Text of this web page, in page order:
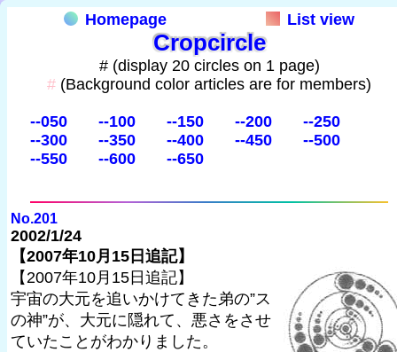
Homepage List view
Cropcircle
# (display 20 circles on 1 page)
# (Background color articles are for members)
--050 --100 --150 --200
--250
--300
--350 --400 --450
--500
--550
--600 --650
No.201
2002/1/24
【2007年10月15日追記】
【2007年10月15日追記】
宇宙の大元を追いかけてきた弟の”ス
の神”が、大元に隠れて、悪さをさせ
ていたことがわかりました。